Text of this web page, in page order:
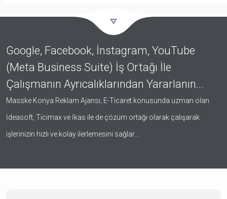
Google, Facebook, İnstagram, YouTube
(Meta Business Suite) İş Ortağı İle
Çalışmanın Ayrıcalıklarından Yararlanın...
Masske Konya Reklam Ajansı, E-Ticaret konusunda uzman olan
İdeasoft, Ticimax ve İkas ile de çözüm ortağı olarak çalışarak
işlerinizin hızlı ve kolay ilerlemesini sağlar...